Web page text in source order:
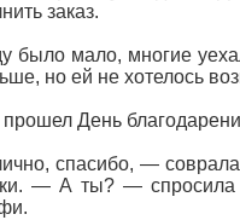
заказ.
было мало, многие
но ей не хотелось
День
спасибо, —
— А ты? — спросила